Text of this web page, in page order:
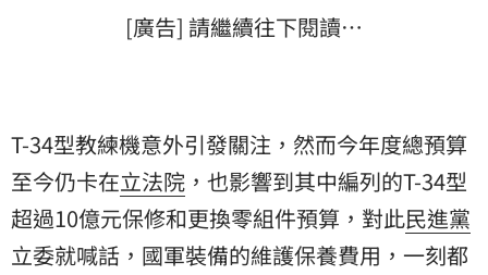
[廣告] 請繼續往下閱讀…
T-34型教練機意外引發關注，然而今年度總預算
至今仍卡在立法院 ，也影響到其中編列的T-34型
超過10億元保修和更換零組件預算，對此民進黨
立委就喊話，國軍裝備的維護保養費用，一刻都